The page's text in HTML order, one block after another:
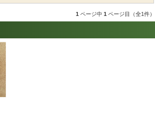
1 ページ中 1 ページ目（全1件）